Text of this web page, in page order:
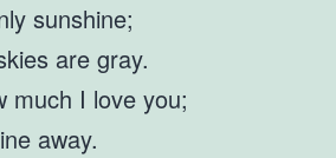
sunshine;
are gray.
much I love you;
away.